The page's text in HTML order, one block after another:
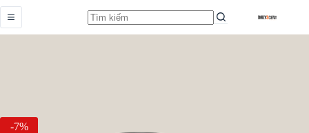
-7%